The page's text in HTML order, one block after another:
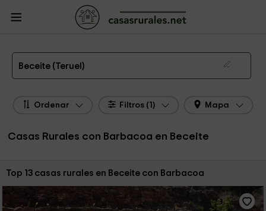
Casas Rurales
Teruel
Casas Rurales Beceite
Casas Rurales con Barbacoa en Beceite
Beceite (Teruel)
Ordenar Filtros (1) Mapa
Casas Rurales con Barbacoa en Beceite
Ordenar por:
Top 13 casas rurales en Beceite con Barbacoa